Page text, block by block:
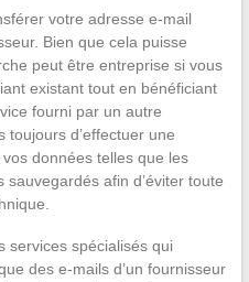
votre adresse e-mail
Bien que cela puisse
peut être entreprise si vous
existant tout en bénéficiant
fourni par un autre
toujours d’effectuer une
données telles que les
afin d’éviter toute
services spécialisés qui
des e-mails d’un fournisseur